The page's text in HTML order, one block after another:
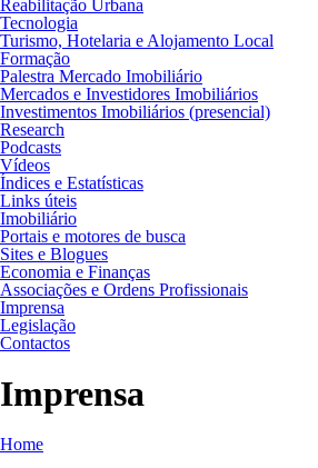
Reabilitação Urbana
Tecnologia
Turismo, Hotelaria e Alojamento Local
Formação
Palestra Mercado Imobiliário
Mercados e Investidores Imobiliários
Investimentos Imobiliários (presencial)
Research
Podcasts
Vídeos
Índices e Estatísticas
Links úteis
Imobiliário
Portais e motores de busca
Sites e Blogues
Economia e Finanças
Associações e Ordens Profissionais
Imprensa
Legislação
Contactos
Imprensa
Home